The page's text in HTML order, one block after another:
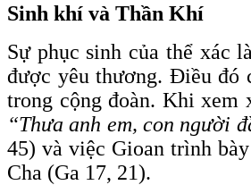
Sinh khí và Thần Khí
Sự phục sinh của thể xác
được yêu thương. Điều đó
trong cộng đoàn. Khi xem
“Thưa anh em, con người
45) và việc Gioan trình
Cha (Ga 17, 21).